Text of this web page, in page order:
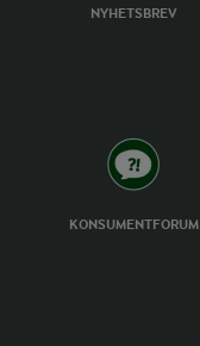
NYHETSBREV
KONSUMENTFORUM